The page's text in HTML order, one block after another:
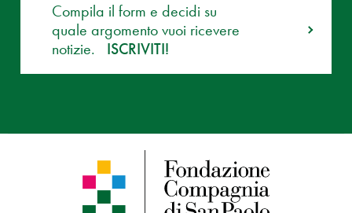
Compila il form e decidi su
quale argomento vuoi ricevere
notizie.
ISCRIVITI!